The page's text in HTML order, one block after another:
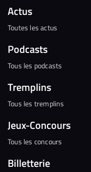
Actus
Toutes les actus
Podcasts
Tous les podcasts
Tremplins
Tous les tremplins
Jeux-Concours
Tous les concours
Billetterie